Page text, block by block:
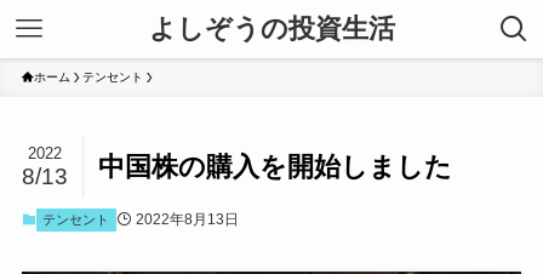
よしぞうの投資生活
ホーム テンセント
中国株の購入を開始しました
2022
8/13
テンセント 2022年8月13日